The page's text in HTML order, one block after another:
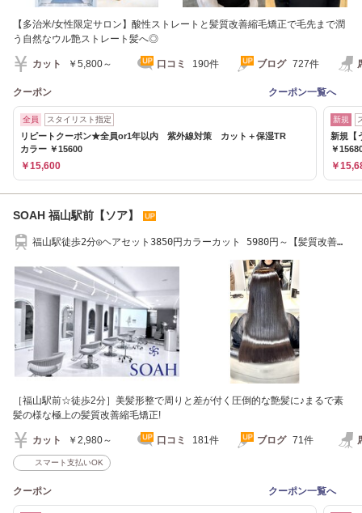
【多治米/女性限定サロン】酸性ストレートと髪質改善縮毛矯正で毛先まで潤
う自然なウル艶ストレート髪へ◎
カット ￥5,800～ 口コミ 190件 ブログ 727件
クーポン クーポン一覧へ
全員 スタイリスト指定
リピートクーポン★全員or1年以内 紫外線対策 カット＋保湿TR
カラー ￥15600
￥15,600
新規
新規【
￥
￥
SOAH 福山駅前【ソア】
福山駅徒歩2分◎ヘアセット3850円カラーカット 5980円～【髪質改善】
［福山駅前☆徒歩2分］美髪形整で周りと差が付く圧倒的な艶髪に♪まるで素
髪の様な極上の髪質改善縮毛矯正!
カット ￥2,980～ 口コミ 181件 ブログ 71件
スマート支払いOK
クーポン クーポン一覧へ